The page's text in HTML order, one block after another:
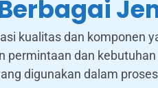
kualitas dan komponen
permintaan dan
digunakan dalam